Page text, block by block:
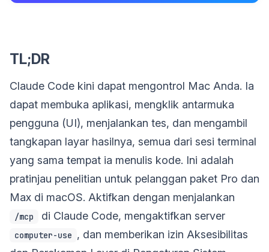
TL;DR
Claude Code kini dapat mengontrol Mac Anda. Ia
dapat membuka aplikasi, mengklik antarmuka
pengguna (UI), menjalankan tes, dan mengambil
tangkapan layar hasilnya, semua dari sesi terminal
yang sama tempat ia menulis kode. Ini adalah
pratinjau penelitian untuk pelanggan paket Pro dan
Max di macOS. Aktifkan dengan menjalankan
/mcp di Claude Code, mengaktifkan server
computer-use , dan memberikan izin Aksesibilitas